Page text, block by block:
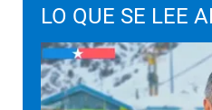
LO QUE SE LEE